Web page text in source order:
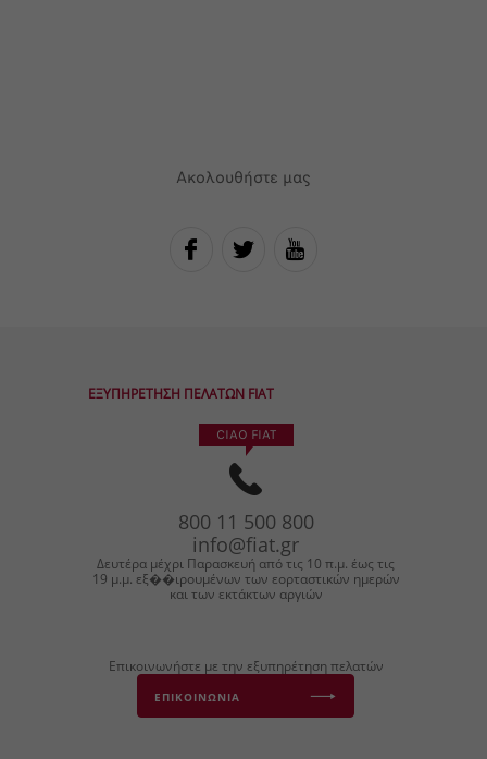
Ακολουθήστε μας
ΕΞΥΠΗΡΕΤΗΣΗ ΠΕΛΑΤΩΝ FIAT
CIAO FIAT
800 11 500 800
info@fiat.gr
Δευτέρα μέχρι Παρασκευή από τις 10 π.μ. έως τις
19 μ.μ. εξ��ιρουμένων των εορταστικών ημερών
και των εκτάκτων αργιών
Επικοινωνήστε με την εξυπηρέτηση πελατών
ΕΠΙΚΟΙΝΩΝΙΑ